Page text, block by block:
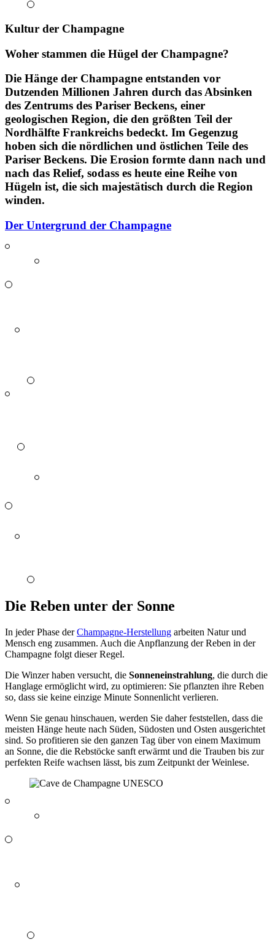
Kultur der Champagne
Woher stammen die Hügel der Champagne?
Die Hänge der Champagne entstanden vor
Dutzenden Millionen Jahren durch das Absinken
des Zentrums des Pariser Beckens, einer
geologischen Region, die den größten Teil der
Nordhälfte Frankreichs bedeckt. Im Gegenzug
hoben sich die nördlichen und östlichen Teile des
Pariser Beckens. Die Erosion formte dann nach und
nach das Relief, sodass es heute eine Reihe von
Hügeln ist, die sich majestätisch durch die Region
winden.
Der Untergrund der Champagne
Die Reben unter der Sonne
In jeder Phase derChampagne-Herstellung arbeiten Natur und
Mensch eng zusammen. Auch die Anpflanzung der Reben in der
Champagne folgt dieser Regel.
Die Winzer haben versucht, die Sonneneinstrahlung, die durch die
Hanglage ermöglicht wird, zu optimieren: Sie pflanzten ihre Reben
so, dass sie keine einzige Minute Sonnenlicht verlieren.
Wenn Sie genau hinschauen, werden Sie daher feststellen, dass die
meisten Hänge heute nach Süden, Südosten und Osten ausgerichtet
sind. So profitieren sie den ganzen Tag über von einem Maximum
an Sonne, die die Rebstöcke sanft erwärmt und die Trauben bis zur
perfekten Reife wachsen lässt, bis zum Zeitpunkt derWeinlese.